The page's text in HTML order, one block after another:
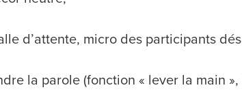
d’attente, micro des participants
la parole (fonction « lever la main »,